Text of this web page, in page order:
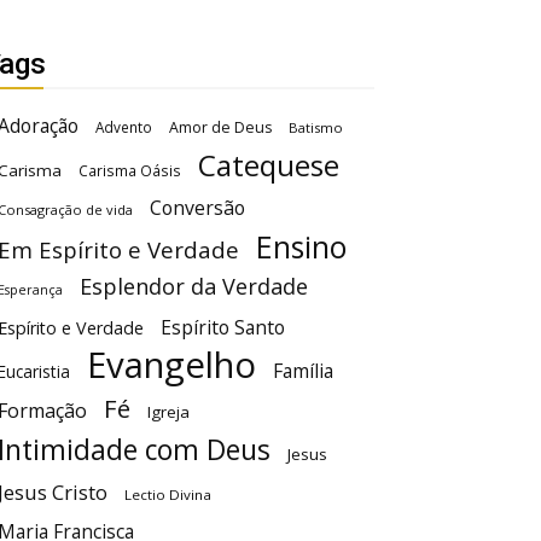
Advento Amor de Deus Batismo
Carisma Oásis Catequese
de vida Conversão
Espírito e Verdade Ensino
Esplendor da Verdade
e Verdade Espírito Santo
Evangelho
Família
Fé Igreja
com Deus Jesus
Cristo Lectio Divina
Francisca